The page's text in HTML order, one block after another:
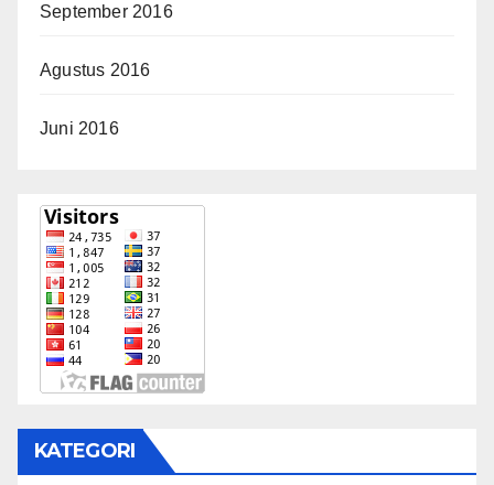
September 2016
Agustus 2016
Juni 2016
KATEGORI